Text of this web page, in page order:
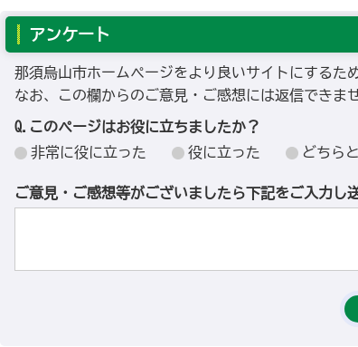
アンケート
那須烏山市ホームページをより良いサイトにするた
なお、この欄からのご意見・ご感想には返信できま
Q.このページはお役に立ちましたか？
非常に役に立った
役に立った どちら
ご意見・ご感想等がございましたら下記をご入力し